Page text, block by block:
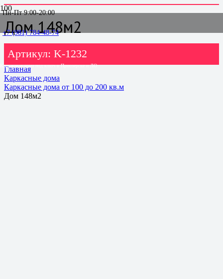
Пн-Пт 9:00-20:00
+7 (981) 784-48-74
Каркасные дома под ключ в Приозерске и ЛО
Дом 148м2
Артикул: K-1232
Главная
Каркасные дома
Каркасные дома от 100 до 200 кв.м
Дом 148м2